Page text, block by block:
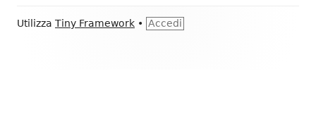
Contenuto
Utilizza Tiny Framework • Accedi